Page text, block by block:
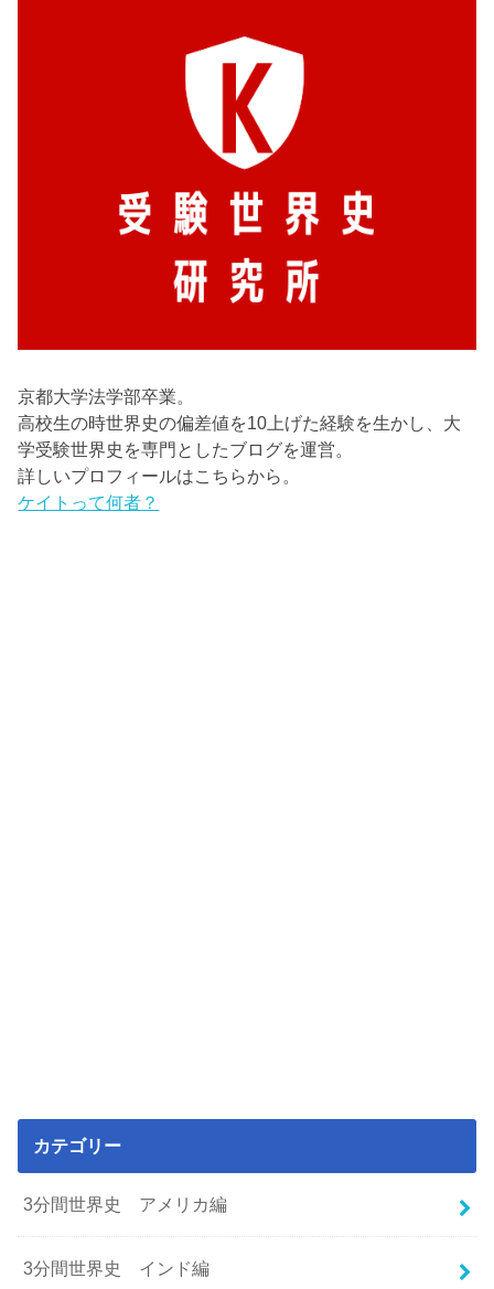
京都大学法学部卒業。
高校生の時世界史の偏差値を10上げた経験を生かし、大
学受験世界史を専門としたブログを運営。
詳しいプロフィールはこちらから。
ケイトって何者？
カテゴリー
3分間世界史 アメリカ編
3分間世界史 インド編